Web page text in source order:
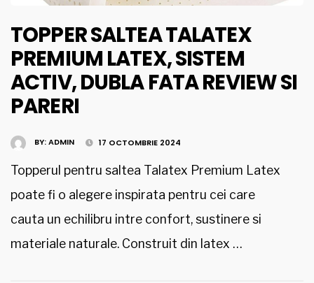
TOPPER SALTEA TALATEX
PREMIUM LATEX, SISTEM
ACTIV, DUBLA FATA REVIEW SI
PARERI
BY:ADMIN 17 OCTOMBRIE 2024
Topperul pentru saltea Talatex Premium Latex
poate fi o alegere inspirata pentru cei care
cauta un echilibru intre confort, sustinere si
materiale naturale. Construit din latex …